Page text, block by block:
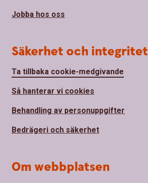
Jobba hos oss
Säkerhet och integritet
Ta tillbaka cookie-medgivande
Så hanterar vi cookies
Behandling av personuppgifter
Bedrägeri och säkerhet
Om webbplatsen